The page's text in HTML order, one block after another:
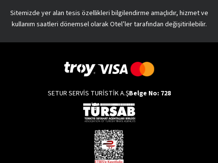
Sitemizde yer alan tesis özellikleri bilgilendirme amaçlıdır, hizmet ve
kullanım saatleri dönemsel olarak Otel’ler tarafından değişitirilebilir.
SETUR SERVİS TURİSTİK A.ŞBelge No: 728